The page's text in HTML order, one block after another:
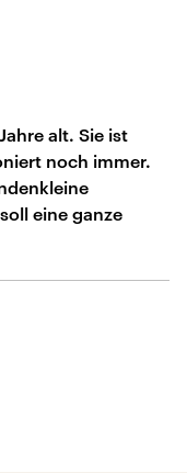
alt. Sie ist
noch immer.
eine ganze